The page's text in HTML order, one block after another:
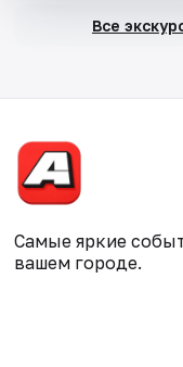
Все
Самые яркие
вашем городе.